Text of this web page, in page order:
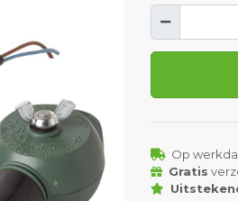
Op
Gratis